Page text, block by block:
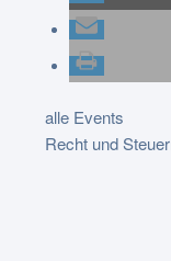
alle Events
Recht und